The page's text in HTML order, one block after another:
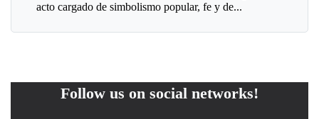
acto cargado de simbolismo popular, fe y de...
Follow us on social networks!